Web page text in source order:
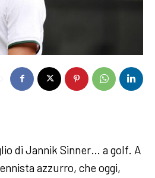
di Jannik Sinner… a golf. A
azzurro, che oggi,